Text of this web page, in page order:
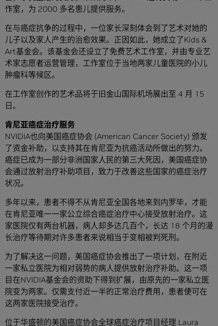
作室，为 2000 多名患儿提供服务。
在与癌症抗争的过程中，一位家长深刻体会到了艺术对她的
儿子以及家人产生的治愈效果。正因如此，她成立了Kids &
Art基金会。该基金会还设立了免费艺术工作室，并由专业艺
术家志愿者运营管理，工作室位于当地两家儿童医院的小儿
肿瘤科等候区。
在工作室创作的艺术品将于旧金山国际机场展出至 4 月 15
日。
肯尼亚癌症治疗服务
NVIDIA也向美国癌症协会 (American Cancer Society) 颁发
了资金补助，以支持其在肯尼亚为抗癌活动所做出的努力。
癌症已成为一部分非洲国家人民的第三大死因，美国癌症协
会通过放射治疗补助项目，致力于改善这些国家的癌症治疗
状况。
多年以来，患者不得不从肯尼亚全国各地来到内罗毕，才能
在肯尼亚唯一一家公立综合癌症治疗中心接受放射治疗。这
家医院仅有两台机器，病人却多达几百个，长达 18 个月的漫
长治疗等待期对许多患者来说相当于变相被判死刑。
为了解决这一问题，美国癌症协会推出了一项计划，在附近
一家私立医院为相对弱势的病人提供放射治疗补助。这一项
目在NVIDIA基金会的资助下得到扩展，由原先的一家私立医
院变为两家。仅需支付近一半的正常治疗费用，患者便可在
这两家医院接受治疗。
位于华盛顿的美国癌症协会全球癌症治疗项目经理 Laura